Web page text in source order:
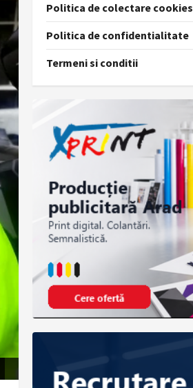
Politica de colectare cookies
Politica de confidentialitate
Termeni si conditii